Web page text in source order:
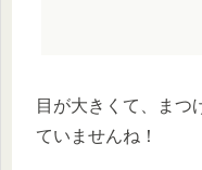
目が大きくて、まつ
ていませんね！